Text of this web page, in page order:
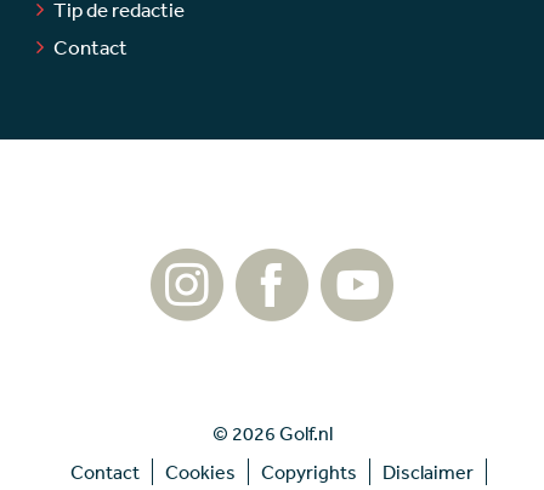
Tip de redactie
Contact
© 2026 Golf.nl
Contact
Cookies Copyrights
Disclaimer